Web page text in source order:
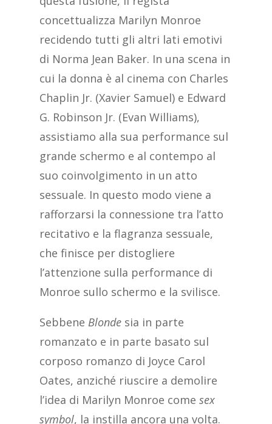
concettualizza Marilyn Monroe
recidendo tutti gli altri lati emotivi
di Norma Jean Baker. In una scena in
cui la donna è al cinema con Charles
Chaplin Jr. (Xavier Samuel) e Edward
G. Robinson Jr. (Evan Williams),
assistiamo alla sua performance sul
grande schermo e al contempo al
suo coinvolgimento in un atto
sessuale. In questo modo viene a
rafforzarsi la connessione tra l’atto
recitativo e la flagranza sessuale,
che finisce per distogliere
l’attenzione sulla performance di
Monroe sullo schermo e la svilisce.
Sebbene Blondesia in parte
romanzato e in parte basato sul
corposo romanzo di Joyce Carol
Oates, anziché riuscire a demolire
l’idea di Marilyn Monroe come sex
symbol, la instilla ancora una volta.